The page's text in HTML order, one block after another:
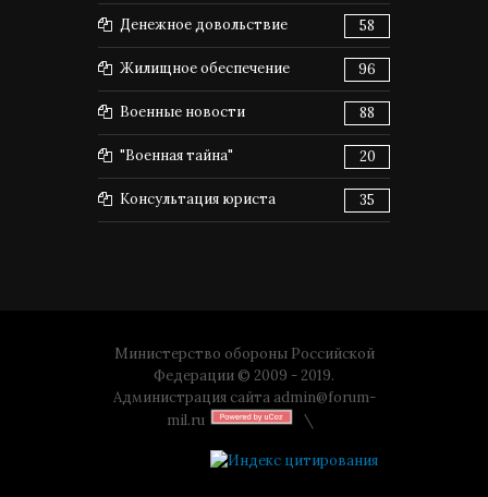
Денежное довольствие 58
Жилищное обеспечение 96
Военные новости 88
"Военная тайна" 20
Консультация юриста 35
Министерство обороны Российской
Федерации © 2009 - 2019.
Администрация сайта admin@forum-
mil.ru